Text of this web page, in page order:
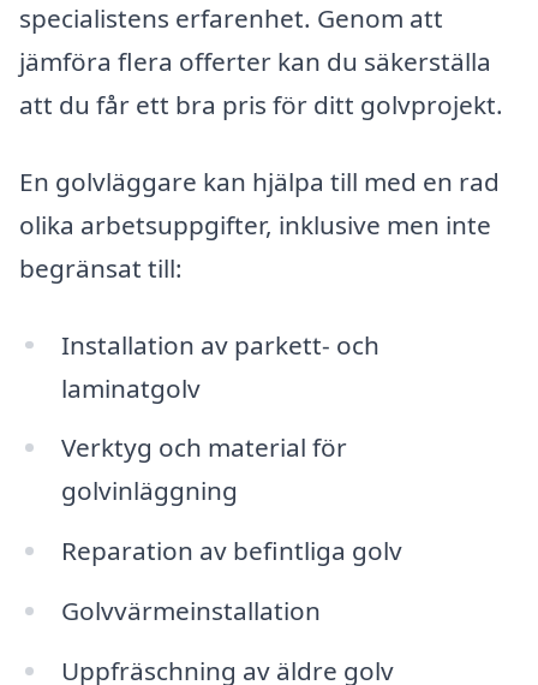
specialistens erfarenhet. Genom att
jämföra flera offerter kan du säkerställa
att du får ett bra pris för ditt golvprojekt.
En golvläggare kan hjälpa till med en rad
olika arbetsuppgifter, inklusive men inte
begränsat till:
Installation av parkett- och
laminatgolv
Verktyg och material för
golvinläggning
Reparation av befintliga golv
Golvvärmeinstallation
Uppfräschning av äldre golv